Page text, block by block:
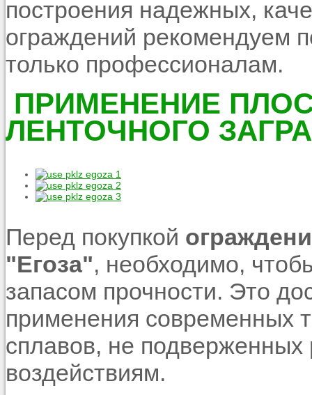
построения надежных,
ограждений рекомендуем
только профессионалам.
ПРИМЕНЕНИЕ
ЛЕНТОЧНОГО
Перед покупкой
"Егоза", необходимо,
запасом прочности. Это
применения современных
сплавов, не
воздействиям.